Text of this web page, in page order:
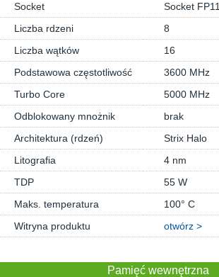
Socket
Socket FP11
Liczba rdzeni
8
Liczba wątków
16
Podstawowa częstotliwość
3600 MHz
Turbo Core
5000 MHz
Odblokowany mnożnik
brak
Architektura (rdzeń)
Strix Halo
Litografia
4 nm
TDP
55 W
Maks. temperatura
100° C
Witryna produktu
otwórz >
Pamięć wewnętrzna